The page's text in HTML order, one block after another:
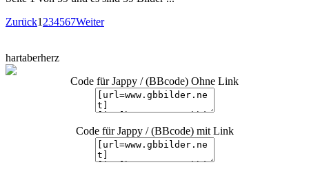
Zurück1 234567Weiter
hartaberherz
Code für Jappy / (BBcode) Ohne Link
Code für Jappy / (BBcode) mit Link